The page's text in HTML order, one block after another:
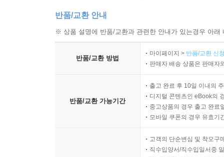
반품/교환 안내
※ 상품 설명에 반품/교환과 관련한 안내가 있는경우 아
반품/교환 방법
마이페이지 > 반품/교환 신
판매자 배송 상품은 판매자
반품/교환 가능기간
출고 완료 후 10일 이내의
디지털 콘텐츠인 eBook의
중고상품의 경우 출고 완료
모바일 쿠폰의 경우 유효기
고객의 단순변심 및 착오구
직수입양서/직수입일서중